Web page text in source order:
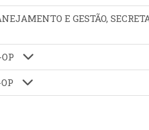
E GESTÃO,